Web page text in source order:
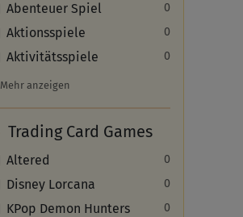
Abenteuer Spiel 0
Aktionsspiele 0
Aktivitätsspiele 0
Mehr anzeigen
Trading Card Games
Altered 0
Disney Lorcana 0
KPop Demon Hunters 0